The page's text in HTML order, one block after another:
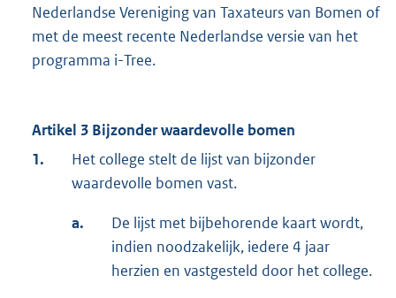
Nederlandse Vereniging van Taxateurs van Bomen of
met de meest recente Nederlandse versie van het
programma i-Tree.
Artikel 3 Bijzonder waardevolle bomen
1.
Het college stelt de lijst van bijzonder
waardevolle bomen vast.
a.
De lijst met bijbehorende kaart wordt,
indien noodzakelijk, iedere 4 jaar
herzien en vastgesteld door het college.